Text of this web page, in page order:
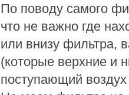
По поводу самого
что не важно где
или внизу фильтра,
(которые верхние и
поступающий